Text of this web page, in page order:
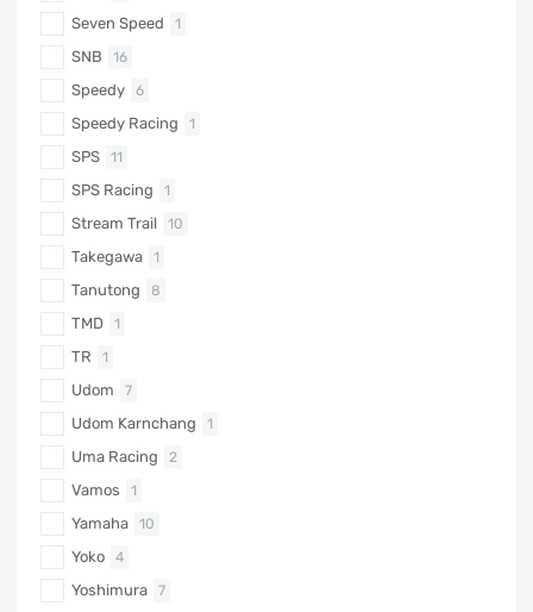
Seven Speed 1
SNB 16
Speedy 6
Speedy Racing 1
SPS 11
SPS Racing 1
Stream Trail 10
Takegawa 1
Tanutong 8
TMD 1
TR 1
Udom 7
Udom Karnchang 1
Uma Racing 2
Vamos 1
Yamaha 10
Yoko 4
Yoshimura 7